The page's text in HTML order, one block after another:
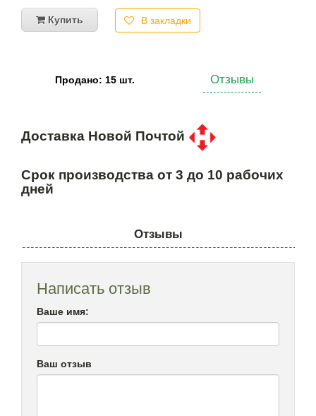
Купить В закладки
Продано: 15 шт. Отзывы
Доставка Новой Почтой
Срок производства от 3 до 10 рабочих
дней
Отзывы
Написать отзыв
Ваше имя:
Ваш отзыв